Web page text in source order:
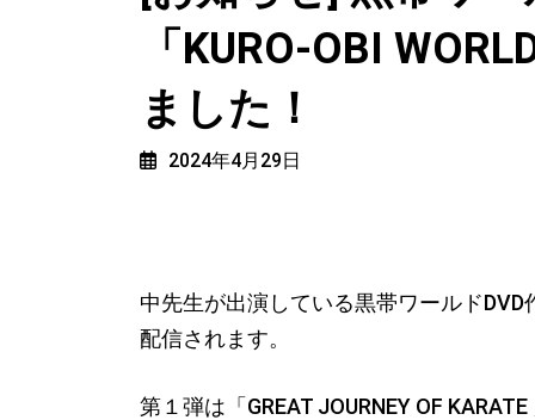
「KURO-OBI
ました！
2024年4月29日
中先生が出演している黒帯ワールドDVD
配信されます。
第１弾は「GREAT JOURNEY OF